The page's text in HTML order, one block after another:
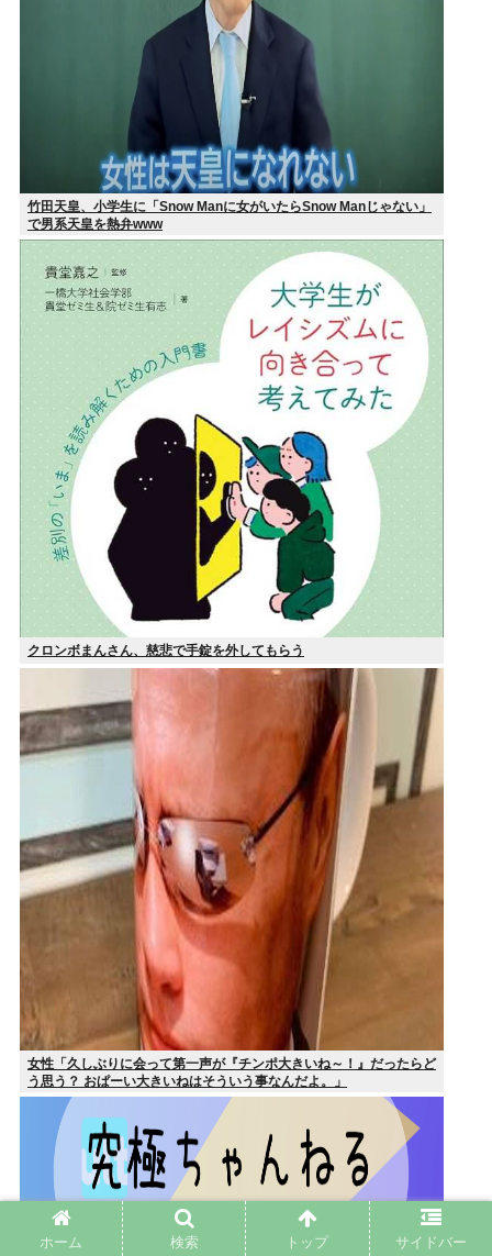
竹田天皇、小学生に「Snow Manに女がいたらSnow Manじゃない」
で男系天皇を熱弁www
クロンボまんさん、慈悲で手錠を外してもらう
女性「久しぶりに会って第一声が『チンポ大きいね～！』だったらど
う思う？ おぱーい大きいねはそういう事なんだよ。」
ホーム 検索 トップ サイドバー